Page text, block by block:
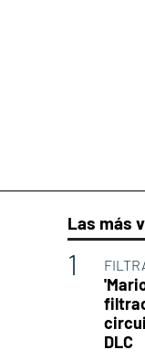
Las más
DLC